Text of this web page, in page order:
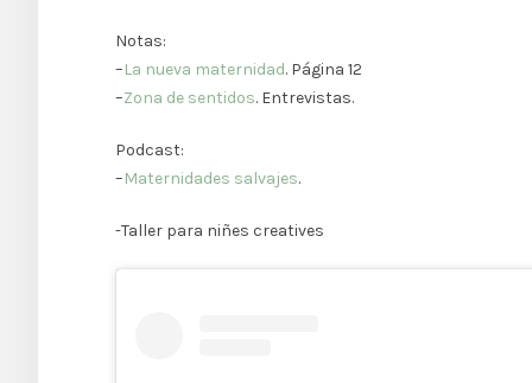
Notas:
–La nueva maternidad. Página 12
–Zona de sentidos. Entrevistas.
Podcast:
–Maternidades salvajes.
-Taller para niñes creatives